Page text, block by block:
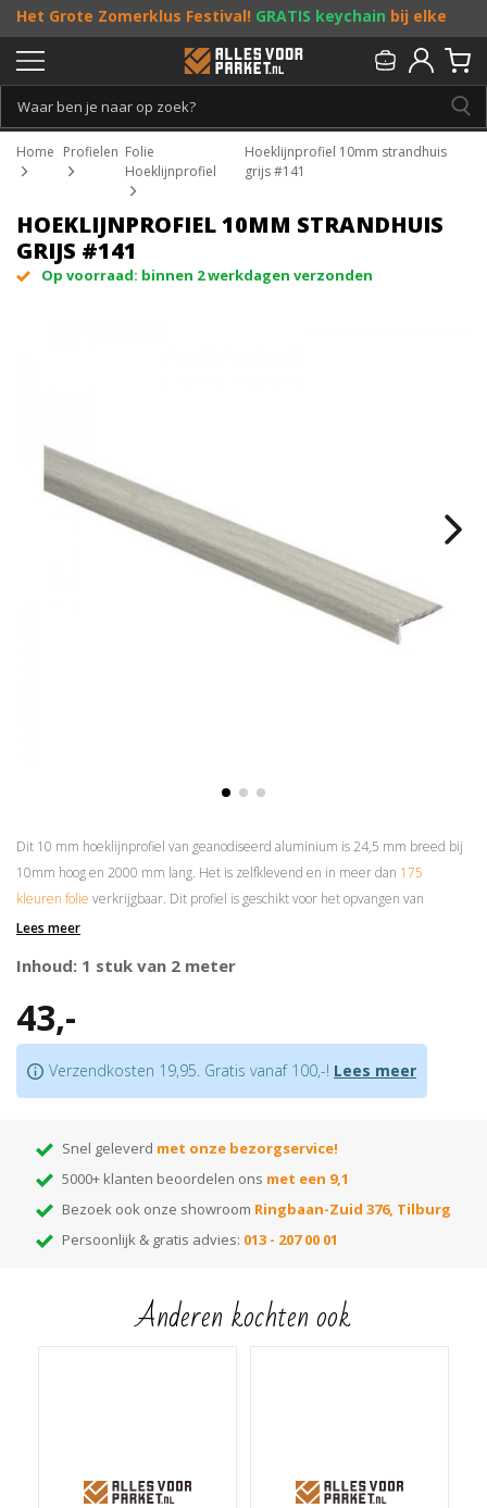
Het Grote Zomerklus Festival! GRATIS keychain bij elke
bestelling vanaf €25, entoffe acties! Doe je mee?
Persoonlijk & gratis advies:013 - 207 00 01
Home Profielen Folie
Hoeklijnprofiel
Hoeklijnprofiel 10mm strandhuis
grijs #141
HOEKLIJNPROFIEL 10MM STRANDHUIS
GRIJS #141
Op voorraad: binnen 2 werkdagen verzonden
Dit 10 mm hoeklijnprofiel van geanodiseerd aluminium is 24,5 mm breed bij
10mm hoog en 2000 mm lang. Het is zelfklevend en in meer dan 175
kleuren folie verkrijgbaar. Dit profiel is geschikt voor het opvangen van
hoogteverschillen van maximaal 8 mm.
Prijs is per 2 meter
Goed voor het opvangen van hoogteverschillen van max. 8 mm
Let op:
Tip:ben je nog op zoek naar de juiste kleur? Huur dan onzemonsterwaaier
Hiermee kun je thuis de beste kleur kiezen! Elke kleur op de waaier heeft
gewenste kleurnummer in de zoekbalk van onze webshop en je vindt alle
bijpassende items die in die kleur leverbaar zijn!
Lees meer
Inhoud: 1 stuk van 2 meter
43,-
Verzendkosten 19,95. Gratis vanaf 100,-! Lees meer
Snel geleverd met onze bezorgservice!
5000+ klanten beoordelen ons met een 9,1
Bezoek ook onze showroom Ringbaan-Zuid 376, Tilburg
Persoonlijk & gratis advies: 013 - 207 00 01
Anderen kochten ook